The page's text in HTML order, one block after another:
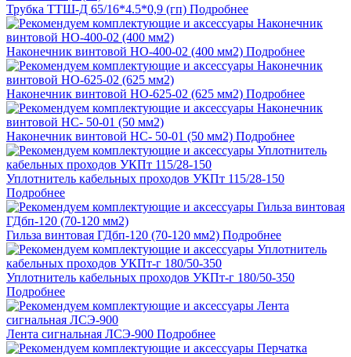
Трубка ТТШ-Д 65/16*4.5*0,9 (гп) Подробнее
Наконечник винтовой НО-400-02 (400 мм2) Подробнее
Наконечник винтовой НО-625-02 (625 мм2) Подробнее
Наконечник винтовой НС- 50-01 (50 мм2) Подробнее
Уплотнитель кабельных проходов УКПт 115/28-150
Подробнее
Гильза винтовая ГДбп-120 (70-120 мм2) Подробнее
Уплотнитель кабельных проходов УКПт-г 180/50-350
Подробнее
Лента сигнальная ЛСЭ-900 Подробнее